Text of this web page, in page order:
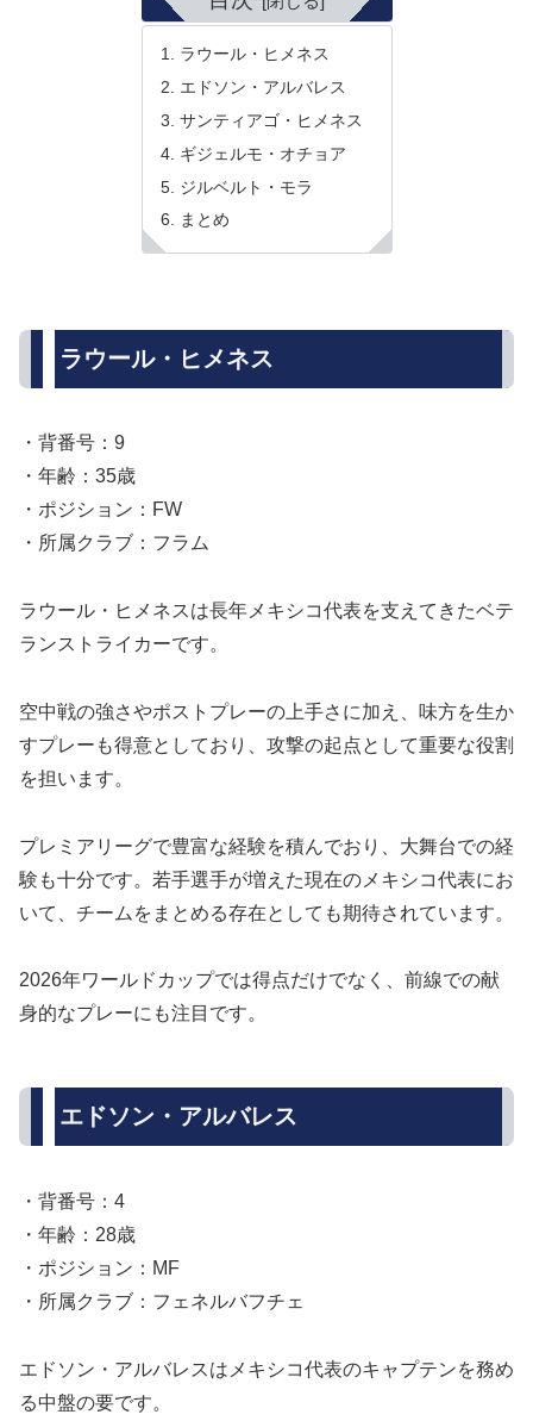
ラウール・ヒメネス
エドソン・アルバレス
サンティアゴ・ヒメネス
ギジェルモ・オチョア
ジルベルト・モラ
まとめ
ラウール・ヒメネス
・背番号：9
・年齢：35歳
・ポジション：FW
・所属クラブ：フラム
ラウール・ヒメネスは長年メキシコ代表を支えてきたベテ
ランストライカーです。
空中戦の強さやポストプレーの上手さに加え、味方を生か
すプレーも得意としており、攻撃の起点として重要な役割
を担います。
プレミアリーグで豊富な経験を積んでおり、大舞台での経
験も十分です。若手選手が増えた現在のメキシコ代表にお
いて、チームをまとめる存在としても期待されています。
2026年ワールドカップでは得点だけでなく、前線での献
身的なプレーにも注目です。
エドソン・アルバレス
・背番号：4
・年齢：28歳
・ポジション：MF
・所属クラブ：フェネルバフチェ
エドソン・アルバレスはメキシコ代表のキャプテンを務め
る中盤の要です。